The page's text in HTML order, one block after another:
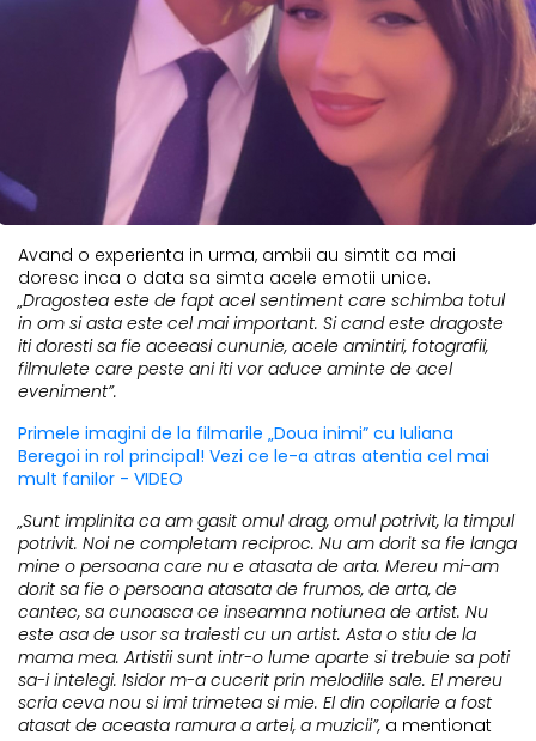
Avand o experienta in urma, ambii au simtit ca mai
doresc inca o data sa simta acele emotii unice.
„Dragostea este de fapt acel sentiment care schimba totul
in om si asta este cel mai important. Si cand este dragoste
iti doresti sa fie aceeasi cununie, acele amintiri, fotografii,
filmulete care peste ani iti vor aduce aminte de acel
eveniment”.
Primele imagini de la filmarile „Doua inimi” cu Iuliana
Beregoi in rol principal! Vezi ce le-a atras atentia cel mai
mult fanilor - VIDEO
„Sunt implinita ca am gasit omul drag, omul potrivit, la timpul
potrivit. Noi ne completam reciproc. Nu am dorit sa fie langa
mine o persoana care nu e atasata de arta. Mereu mi-am
dorit sa fie o persoana atasata de frumos, de arta, de
cantec, sa cunoasca ce inseamna notiunea de artist. Nu
este asa de usor sa traiesti cu un artist. Asta o stiu de la
mama mea. Artistii sunt intr-o lume aparte si trebuie sa poti
sa-i intelegi. Isidor m-a cucerit prin melodiile sale. El mereu
scria ceva nou si imi trimetea si mie. El din copilarie a fost
atasat de aceasta ramura a artei, a muzicii”, a mentionat